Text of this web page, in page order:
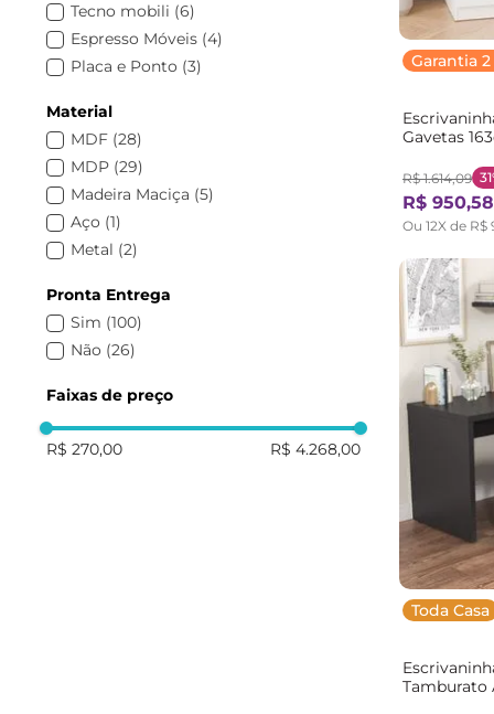
Tecno mobili (6)
Espresso Móveis (4)
Placa e Ponto (3)
Casatema
Emovell (
Uvim
(1)
Quiditá (1)
Máxima
FERBATKE
Colibri (1)
Casaveri (
BRV (1)
Artemobili (1)
Material
MDF (28)
MDP (29)
Madeira Maciça (5)
Aço (1)
Metal (2)
Pronta Entrega
Sim (100)
Não (26)
Faixas de preço
R$ 270,00 R$ 4.268,00
Garantia
Gavetas
Algodão
R$ 1.614,09
R$ 950,58
Ou 12X de R$
Toda Casa
Tamburato